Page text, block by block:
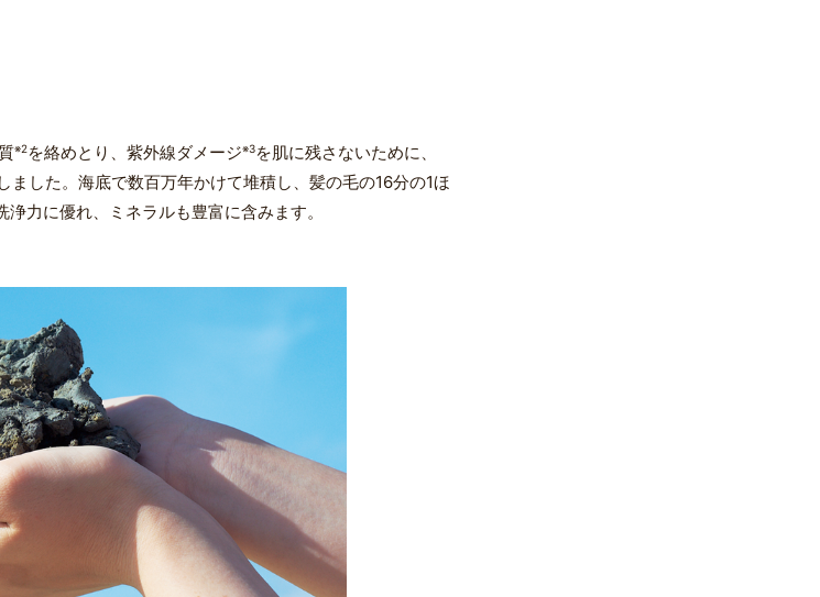
※2を絡めとり、紫外線ダメージ※3を肌に残さないために、
ました。海底で数百万年かけて堆積し、髪の毛の16分の1ほ
浄力に優れ、ミネラルも豊富に含みます。